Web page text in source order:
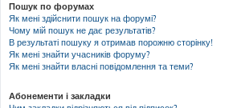
Пошук по форумах
Як мені здійснити пошук на форумі?
Чому мій пошук не дає результатів?
В результаті пошуку я отримав порожню сторінку!
Як мені знайти учасників форуму?
Як мені знайти власні повідомлення та теми?
Абонементи і закладки